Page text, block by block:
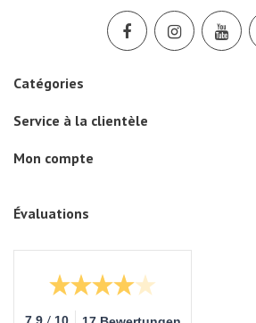
Catégories
Service à la clientèle
Mon compte
Évaluations